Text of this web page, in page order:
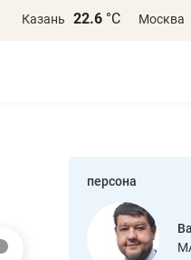
Казань 22.6 °С Москва
персона